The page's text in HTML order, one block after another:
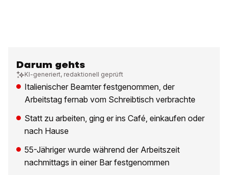
Darum gehts
KI-generiert, redaktionell geprüft
Italienischer Beamter festgenommen, der
Arbeitstag fernab vom Schreibtisch verbrachte
Statt zu arbeiten, ging er ins Café, einkaufen oder
nach Hause
55-Jähriger wurde während der Arbeitszeit
nachmittags in einer Bar festgenommen